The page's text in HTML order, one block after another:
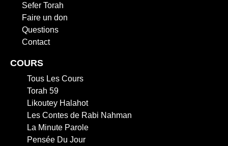
Sefer Torah
Faire un don
Questions
Contact
COURS
Tous Les Cours
Torah 59
Likoutey Halahot
Les Contes de Rabi Nahman
La Minute Parole
Pensée Du Jour